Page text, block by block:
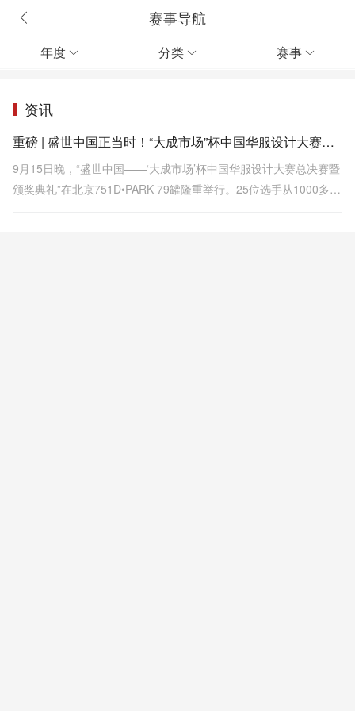
赛事导航
年度  分类  赛事 
资讯
重磅 | 盛世中国正当时！“大成市场”杯中国华服设计大赛圆满落幕
9月15日晚，“盛世中国——‘大成市场’杯中国华服设计大赛总决赛暨
颁奖典礼”在北京751D•PARK 79罐隆重举行。25位选手从1000多名